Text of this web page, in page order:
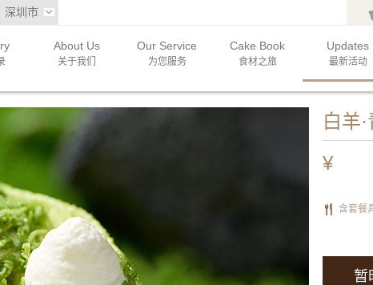
深圳市
About Us
关于我们
Our Service
为您服务
Cake Book
食材之旅
Updates
最新活动
白羊
¥
含套餐
暂